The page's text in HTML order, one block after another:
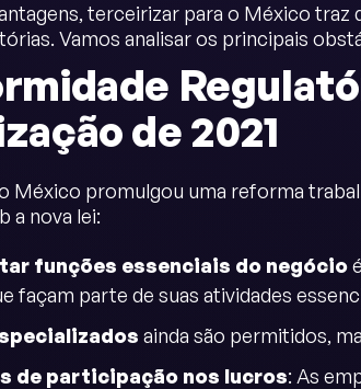
terceirizar para o México
Vamos analisar os principais
de 2021
o México promulgou uma reforma
a nova lei:
funções essenciais do negócio
façam parte de suas atividades
ainda são permitidos,
de participação nos lucros: As